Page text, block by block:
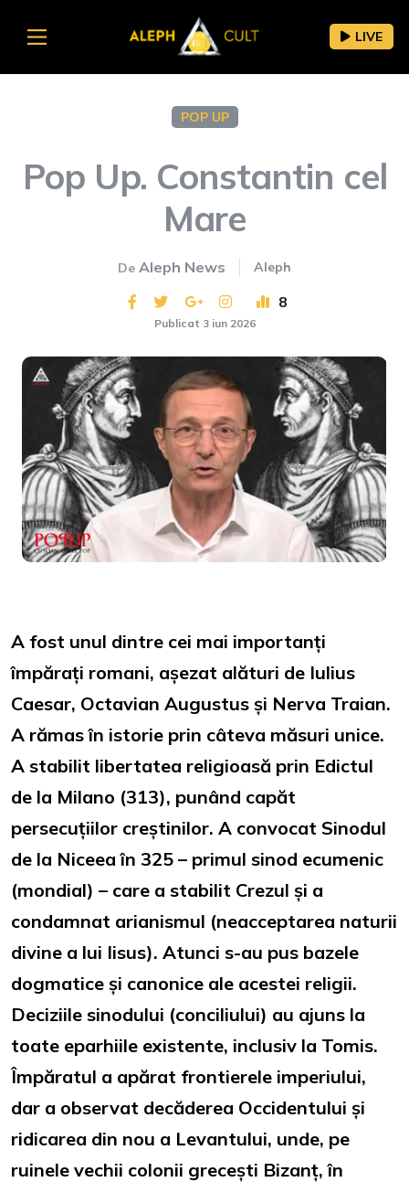
LIVE
POP UP
Pop Up. Constantin cel
Mare
De Aleph News Aleph
8
Publicat 3 iun 2026
Unmute
32.17%
A fost unul dintre cei mai importanți
împărați romani, așezat alături de Iulius
Caesar, Octavian Augustus și Nerva Traian.
A rămas în istorie prin câteva măsuri unice.
A stabilit libertatea religioasă prin Edictul
de la Milano (313), punând capăt
persecuțiilor creștinilor. A convocat Sinodul
de la Niceea în 325 – primul sinod ecumenic
(mondial) – care a stabilit Crezul și a
condamnat arianismul (neacceptarea naturii
divine a lui Iisus). Atunci s-au pus bazele
dogmatice și canonice ale acestei religii.
Deciziile sinodului (conciliului) au ajuns la
toate eparhiile existente, inclusiv la Tomis.
Împăratul a apărat frontierele imperiului,
dar a observat decăderea Occidentului și
ridicarea din nou a Levantului, unde, pe
ruinele vechii colonii grecești Bizanț, în